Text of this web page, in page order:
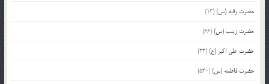
حضرت رقیه (س)(13)
حضرت زینب (س)(66)
حضرت علی اکبر (ع)(23)
حضرت فاطمه (س)(530)